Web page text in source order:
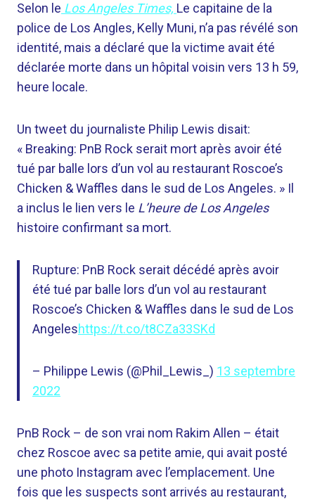
Selon le Los Angeles Times, Le capitaine de la
police de Los Angles, Kelly Muni, n’a pas révélé son
identité, mais a déclaré que la victime avait été
déclarée morte dans un hôpital voisin vers 13 h 59,
heure locale.
Un tweet du journaliste Philip Lewis disait:
« Breaking: PnB Rock serait mort après avoir été
tué par balle lors d’un vol au restaurant Roscoe’s
Chicken & Waffles dans le sud de Los Angeles. » Il
a inclus le lien vers le L’heure de Los Angeles
histoire confirmant sa mort.
Rupture: PnB Rock serait décédé après avoir
été tué par balle lors d’un vol au restaurant
Roscoe’s Chicken & Waffles dans le sud de Los
Angeleshttps://t.co/t8CZa33SKd
– Philippe Lewis (@Phil_Lewis_) 13 septembre
2022
PnB Rock – de son vrai nom Rakim Allen – était
chez Roscoe avec sa petite amie, qui avait posté
une photo Instagram avec l’emplacement. Une
fois que les suspects sont arrivés au restaurant,